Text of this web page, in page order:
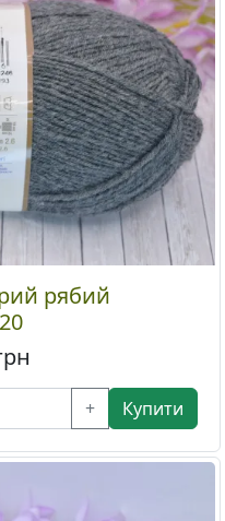
рябий
+ Купити